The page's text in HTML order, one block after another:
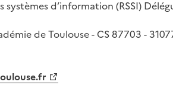
d’information (RSSI)
de Toulouse - CS 87703 -